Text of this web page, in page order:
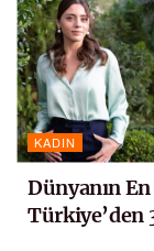
KADIN
Dünyanın
Türkiye’den